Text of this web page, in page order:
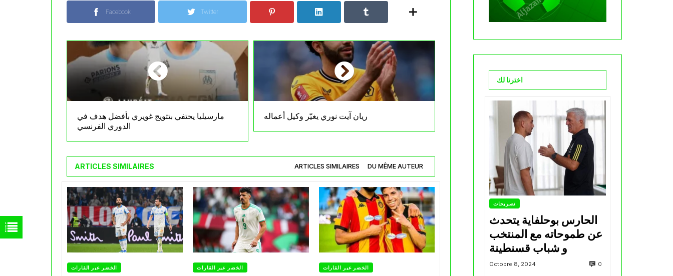
Facebook Twitter
مارسيليا يحتفي بتتويج غويري بأفضل هدف في
الدوري الفرنسي
ريان آيت نوري يغيّر وكيل أعماله
ARTICLES SIMILAIRES ARTICLES SIMILAIRES DU MÊME AUTEUR
الخضر عبر القارات الخضر عبر القارات الخضر عبر القارات
اخترنا لك
تصريحات
الحارس بوحلفاية يتحدث
عن طموحاته مع المنتخب
و شباب قسنطينة
Octobre 8, 2024 0